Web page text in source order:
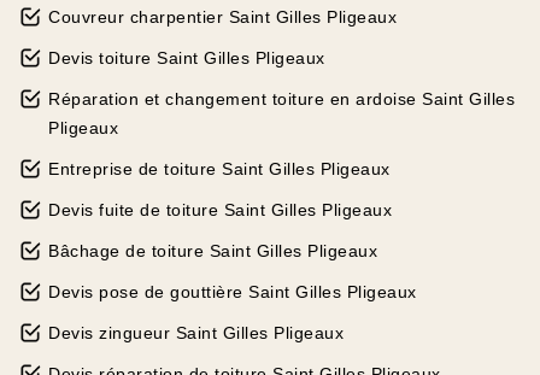
Couvreur charpentier Saint Gilles Pligeaux
Devis toiture Saint Gilles Pligeaux
Réparation et changement toiture en ardoise Saint Gilles
Pligeaux
Entreprise de toiture Saint Gilles Pligeaux
Devis fuite de toiture Saint Gilles Pligeaux
Bâchage de toiture Saint Gilles Pligeaux
Devis pose de gouttière Saint Gilles Pligeaux
Devis zingueur Saint Gilles Pligeaux